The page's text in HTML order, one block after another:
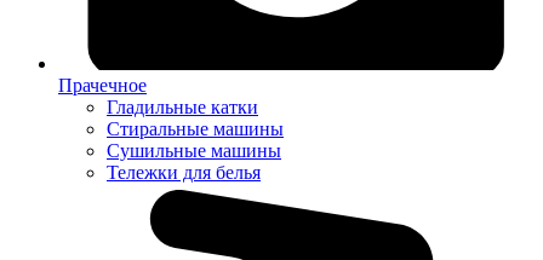
Прачечное
Гладильные катки
Стиральные машины
Сушильные машины
Тележки для белья